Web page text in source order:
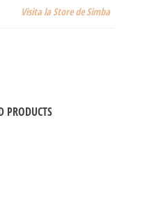
Visita la Store de Simba
PRODUCTS